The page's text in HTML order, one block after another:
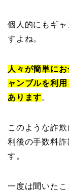
個人的にもギ
すよね。
人々が簡単に
ャンブルを利
あります。
このような詐
利後の手数料
す。
一度は聞いた